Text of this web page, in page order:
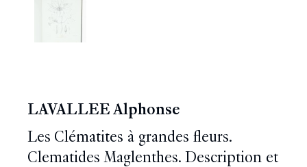
LAVALLEE Alphonse
Les Clématites à grandes fleurs.
Clematides Maglenthes. Description et